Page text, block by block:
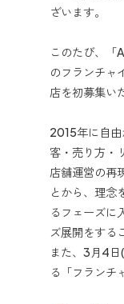
ざいます。
このたび、「
のフランチャ
店を初募集い
2015年に自
客・売り方・
店舗運営の再
とから、理念
るフェーズに
ズ展開をする
また、3月4
る「フランチ